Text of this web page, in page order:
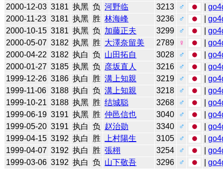
2000-12-03 3181 执黑 负 河野临 3213 ♂ |
2000-11-23 3181 执黑 胜 林海峰 3236 ♂ |
2000-10-15 3181 执黑 负 加藤正夫 3299 ♂ |
2000-05-07 3182 执黑 胜 大澤奈留美 2789 ♀ |
2000-04-22 3182 执白 负 山田拓自 3028 ♂ |
2000-01-27 3185 执黑 负 彦坂直人 3216 ♂ |
1999-12-26 3186 执白 胜 溝上知親 3219 ♂ |
1999-11-06 3188 执白 负 溝上知親 3218 ♂ |
1999-10-21 3188 执黑 胜 结城聪 3268 ♂ |
1999-06-19 3191 执黑 胜 仲邑信也 3040 ♂ |
1999-05-20 3191 执白 负 赵治勋 3340 ♂ |
1999-04-15 3192 执白 胜 上村陽生 3105 ♂ |
1999-04-07 3192 执白 胜 張栩 3254 ♂ |
1999-03-06 3192 执白 负 山下敬吾 3296 ♂ |